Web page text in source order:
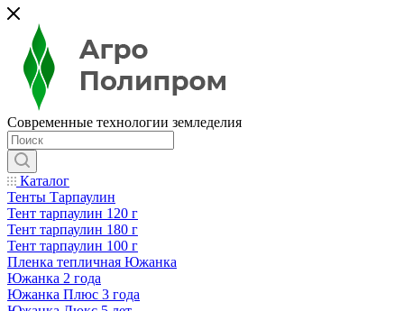
Современные технологии земледелия
Каталог
Тенты Тарпаулин
Тент тарпаулин 120 г
Тент тарпаулин 180 г
Тент тарпаулин 100 г
Пленка тепличная Южанка
Южанка 2 года
Южанка Плюс 3 года